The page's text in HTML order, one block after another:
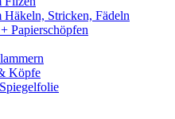
Häkeln, Stricken, Fädeln
Papierschöpfen
Köpfe